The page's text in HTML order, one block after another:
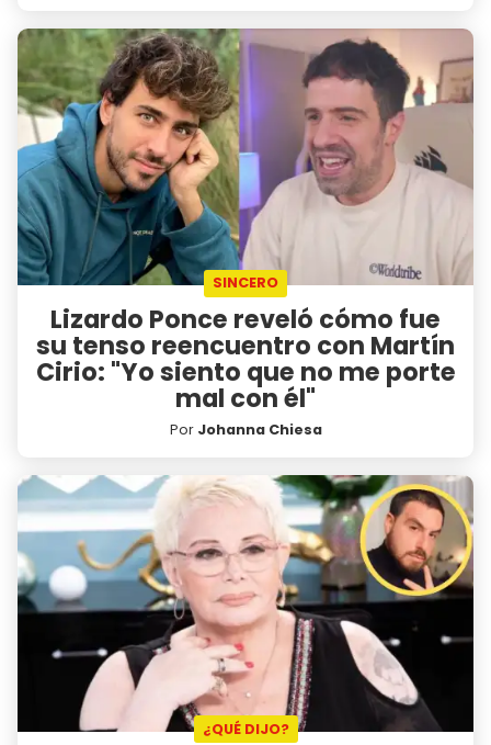
SINCERO
Lizardo Ponce reveló cómo fue
su tenso reencuentro con Martín
Cirio: "Yo siento que no me porte
mal con él"
Por Johanna Chiesa
¿QUÉ DIJO?